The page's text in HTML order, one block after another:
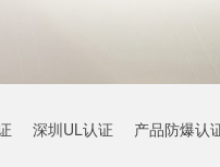
深圳UL认证 产品防爆认